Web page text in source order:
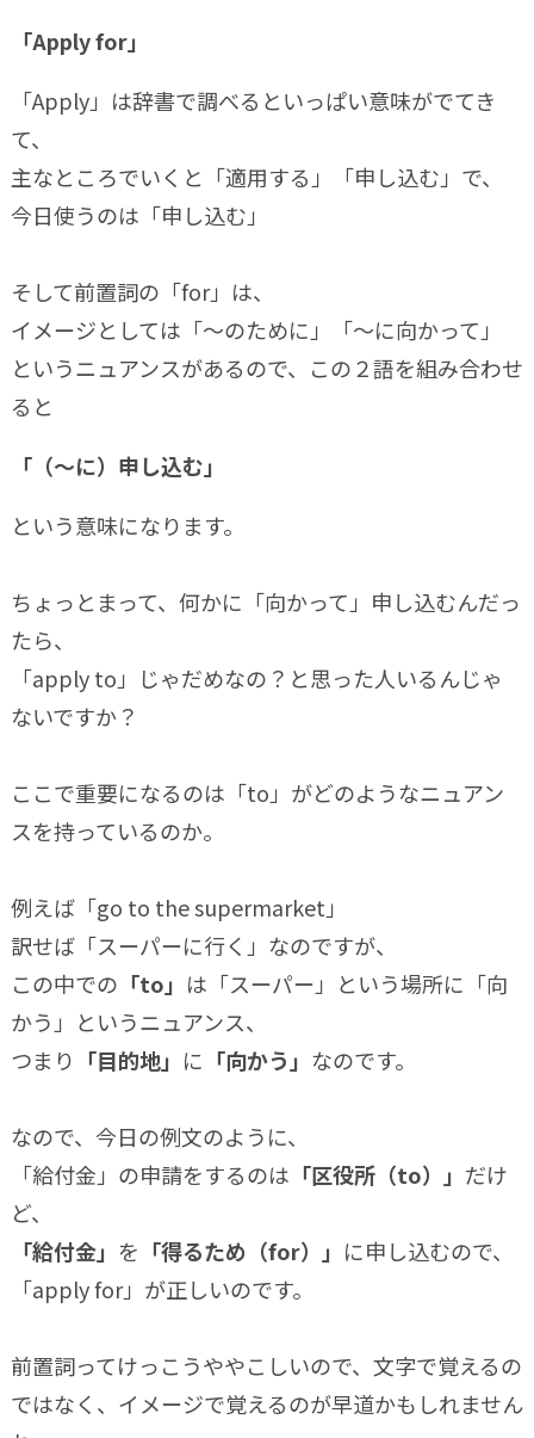
「Apply for」
「Apply」は辞書で調べるといっぱい意味がでてき
て、
主なところでいくと「適用する」「申し込む」で、
今日使うのは「申し込む」
そして前置詞の「for」は、
イメージとしては「〜のために」「〜に向かって」
というニュアンスがあるので、この２語を組み合わせ
ると
「（〜に）申し込む」
という意味になります。
ちょっとまって、何かに「向かって」申し込むんだっ
たら、
「apply to」じゃだめなの？と思った人いるんじゃ
ないですか？
ここで重要になるのは「to」がどのようなニュアン
スを持っているのか。
例えば「go to the supermarket」
訳せば「スーパーに行く」なのですが、
この中での 「to」 は「スーパー」という場所に「向
かう」というニュアンス、
つまり 「目的地」 に 「向かう」 なのです。
なので、今日の例文のように、
「給付金」の申請をするのは 「区役所（to）」 だけ
ど、
「給付金」 を 「得るため（for）」 に申し込むので、
「apply for」が正しいのです。
前置詞ってけっこうややこしいので、文字で覚えるの
ではなく、イメージで覚えるのが早道かもしれません